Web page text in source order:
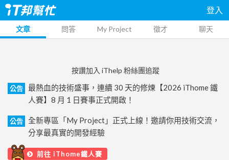
登入
文章 問答 My Project 徵才 聊天
按讚加入 iThelp 粉絲團追蹤
公告
最熱血的技術盛事，連續 30 天的修煉【2026 iThome 鐵
人賽】8 月 1 日賽事正式開啟！
公告
全新專區「My Project」正式上線！邀請你用技術交流，
分享最真實的開發經驗
前往 iThome鐵人賽